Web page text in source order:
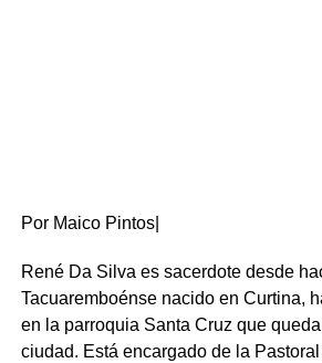
Por Maico Pintos|
René Da Silva es sacerdote desde
Tacuaremboénse nacido en Curtina,
en la parroquia Santa Cruz que
ciudad. Está encargado de la